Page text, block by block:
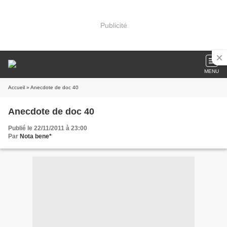
Publicité
MENU
Accueil » Anecdote de doc 40
Anecdote de doc 40
Publié le 22/11/2011 à 23:00
Par Nota bene*